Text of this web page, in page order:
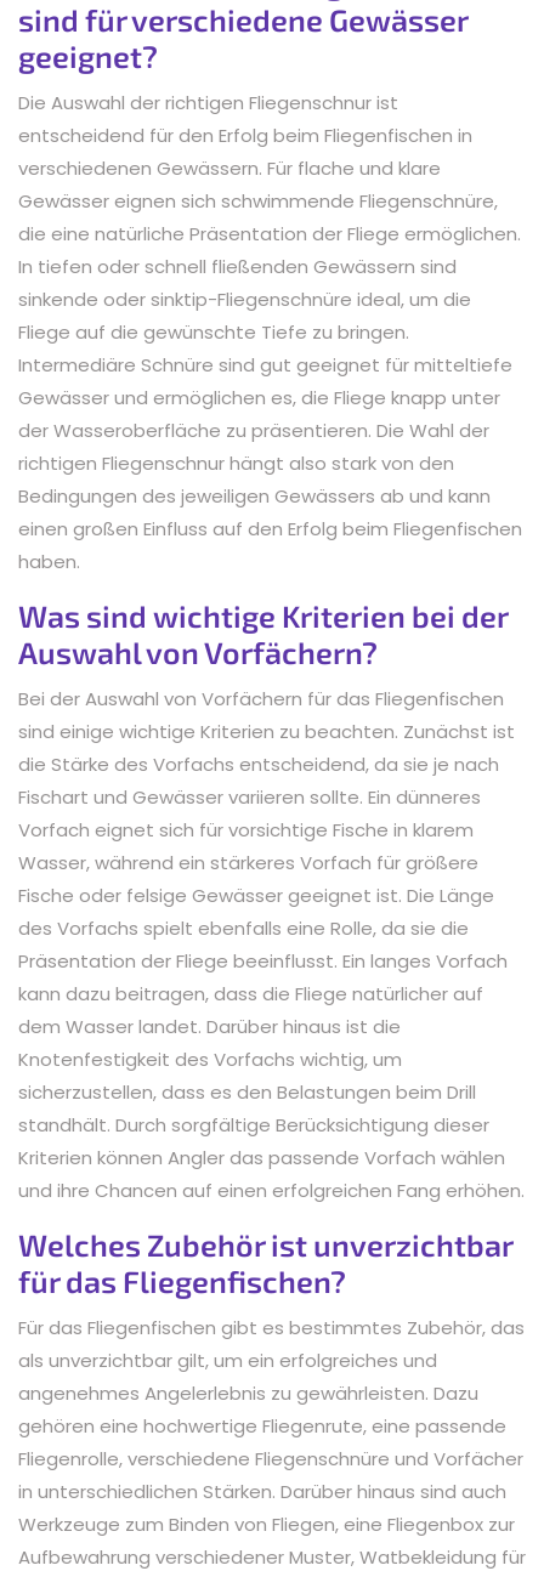
sind für verschiedene Gewässer
geeignet?
Die Auswahl der richtigen Fliegenschnur ist
entscheidend für den Erfolg beim Fliegenfischen in
verschiedenen Gewässern. Für flache und klare
Gewässer eignen sich schwimmende Fliegenschnüre,
die eine natürliche Präsentation der Fliege ermöglichen.
In tiefen oder schnell fließenden Gewässern sind
sinkende oder sinktip-Fliegenschnüre ideal, um die
Fliege auf die gewünschte Tiefe zu bringen.
Intermediäre Schnüre sind gut geeignet für mitteltiefe
Gewässer und ermöglichen es, die Fliege knapp unter
der Wasseroberfläche zu präsentieren. Die Wahl der
richtigen Fliegenschnur hängt also stark von den
Bedingungen des jeweiligen Gewässers ab und kann
einen großen Einfluss auf den Erfolg beim Fliegenfischen
haben.
Was sind wichtige Kriterien bei der
Auswahl von Vorfächern?
Bei der Auswahl von Vorfächern für das Fliegenfischen
sind einige wichtige Kriterien zu beachten. Zunächst ist
die Stärke des Vorfachs entscheidend, da sie je nach
Fischart und Gewässer variieren sollte. Ein dünneres
Vorfach eignet sich für vorsichtige Fische in klarem
Wasser, während ein stärkeres Vorfach für größere
Fische oder felsige Gewässer geeignet ist. Die Länge
des Vorfachs spielt ebenfalls eine Rolle, da sie die
Präsentation der Fliege beeinflusst. Ein langes Vorfach
kann dazu beitragen, dass die Fliege natürlicher auf
dem Wasser landet. Darüber hinaus ist die
Knotenfestigkeit des Vorfachs wichtig, um
sicherzustellen, dass es den Belastungen beim Drill
standhält. Durch sorgfältige Berücksichtigung dieser
Kriterien können Angler das passende Vorfach wählen
und ihre Chancen auf einen erfolgreichen Fang erhöhen.
Welches Zubehör ist unverzichtbar
für das Fliegenfischen?
Für das Fliegenfischen gibt es bestimmtes Zubehör, das
als unverzichtbar gilt, um ein erfolgreiches und
angenehmes Angelerlebnis zu gewährleisten. Dazu
gehören eine hochwertige Fliegenrute, eine passende
Fliegenrolle, verschiedene Fliegenschnüre und Vorfächer
in unterschiedlichen Stärken. Darüber hinaus sind auch
Werkzeuge zum Binden von Fliegen, eine Fliegenbox zur
Aufbewahrung verschiedener Muster, Watbekleidung für